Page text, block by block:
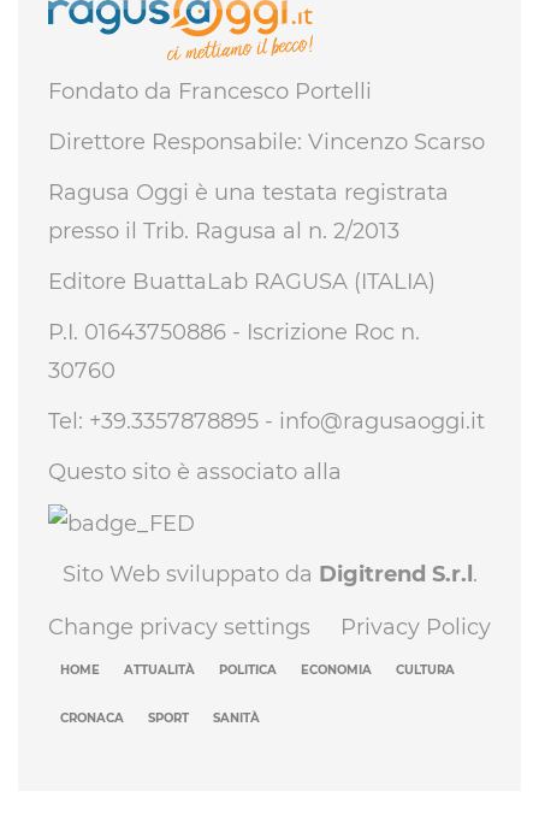
Fondato da Francesco Portelli
Direttore Responsabile: Vincenzo Scarso
Ragusa Oggi è una testata registrata
presso il Trib. Ragusa al n. 2/2013
Editore BuattaLab RAGUSA (ITALIA)
P.I. 01643750886 - Iscrizione Roc n.
30760
Tel: +39.3357878895 - info@ragusaoggi.it
Questo sito è associato alla
Sito Web sviluppato da Digitrend S.r.l .
Change privacy settings
Privacy Policy
HOME ATTUALITÀ POLITICA ECONOMIA CULTURA
CRONACA SPORT SANITÀ